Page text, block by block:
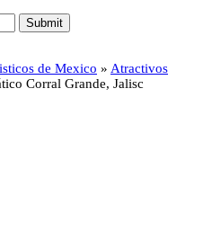
Submit
de Mexico » Atractivos
Corral Grande, Jalisc